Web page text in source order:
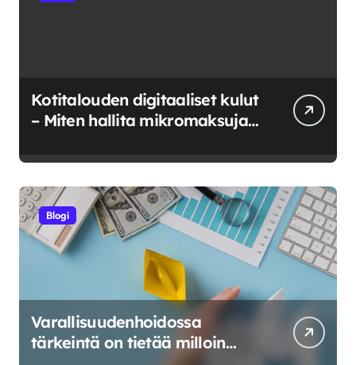
Kotitalouden digitaaliset kulut
– Miten hallita mikromaksuja
Blogi
Varallisuudenhoidossa
tärkeintä on tietää milloin